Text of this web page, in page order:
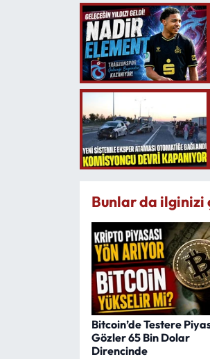
Bunlar da
Bitcoin’de Testere
Gözler 65 Bin Dolar
Direncinde